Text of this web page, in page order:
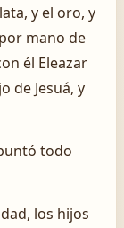
y el oro, y
mano de
él Eleazar
de Jesuá, y
todo
los hijos